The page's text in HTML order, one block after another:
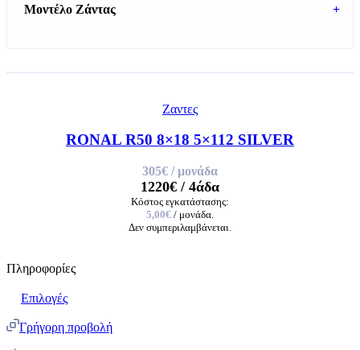
Μοντέλο Ζάντας +
Ζαντες
RONAL R50 8×18 5×112 SILVER
305€ / μονάδα
1220€ / 4άδα
Κόστος εγκατάστασης:
5,00€ / μονάδα.
Δεν συμπεριλαμβάνεται.
Πληροφορίες
Επιλογές
Γρήγορη προβολή